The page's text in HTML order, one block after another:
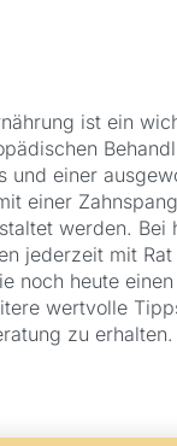
ist ein
und einer
einer
werden. Bei
jederzeit mit
noch heute
wertvolle
zu erhalten.